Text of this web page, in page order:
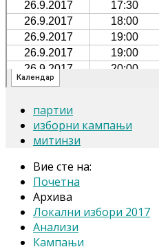
партии
изборни кампањи
митинзи
Вие сте на:
Почетна
Архива
Локални избори 2017
Анализи
Кампањи